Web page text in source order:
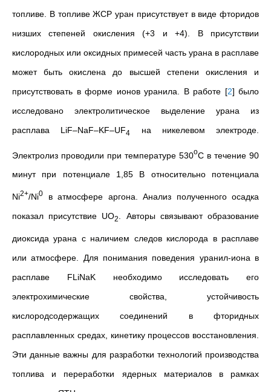
топливе. В топливе ЖСР уран присутствует в виде фторидов
низших степеней окисления (+3 и +4). В присутствии
кислородных или оксидных примесей часть урана в расплаве
может быть окислена до высшей степени окисления и
присутствовать в форме ионов уранила. В работе [2] было
исследовано электролитическое выделение урана из
расплава LiF–NaF–KF–UF4 на никелевом электроде.
Электролиз проводили при температуре 530оС в течение 90
минут при потенциале 1,85 В относительно потенциала
Ni2+/Ni0
в атмосфере аргона. Анализ полученного осадка
показал присутствие UO2 . Авторы связывают образование
диоксида урана с наличием следов кислорода в расплаве
или атмосфере. Для понимания поведения уранил-иона в
расплаве FLiNaK необходимо исследовать его
электрохимические свойства, устойчивость
кислородсодержащих соединений в фторидных
расплавленных средах, кинетику процессов восстановления.
Эти данные важны для разработки технологий производства
топлива и переработки ядерных материалов в рамках